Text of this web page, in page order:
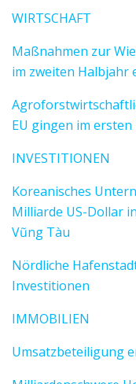
WIRTSCHAFT
Maßnahmen zur
im zweiten Halbjahr
EU gingen im
INVESTITIONEN
Koreanisches
Milliarde US-Dollar
Vũng Tàu
Nördliche
Investitionen
IMMOBILIEN
Umsatzbeteiligung